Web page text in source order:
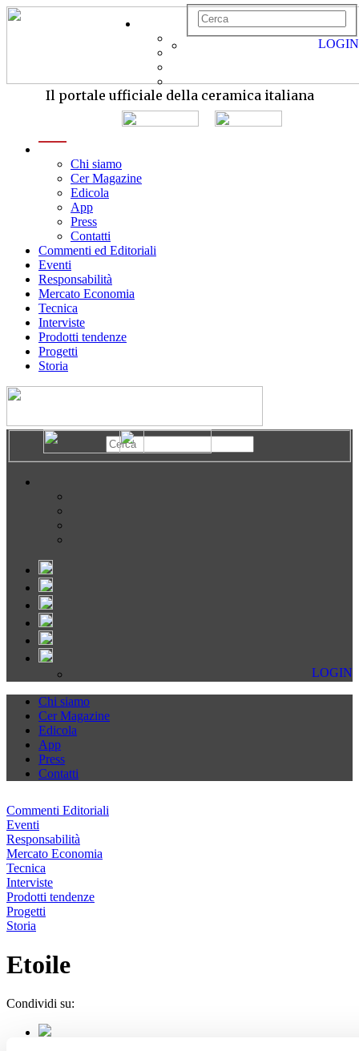
Il portale ufficiale della ceramica italiana
Chi siamo
Cer Magazine
Edicola
App
Press
Contatti
Commenti ed Editoriali
Eventi
Responsabilità
Mercato Economia
Tecnica
Interviste
Prodotti tendenze
Progetti
Storia
LOGIN
LOGIN
Chi siamo
Cer Magazine
Edicola
App
Press
Contatti
Commenti Editoriali
Eventi
Responsabilità
Mercato Economia
Tecnica
Interviste
Prodotti tendenze
Progetti
Storia
Etoile
Condividi su: